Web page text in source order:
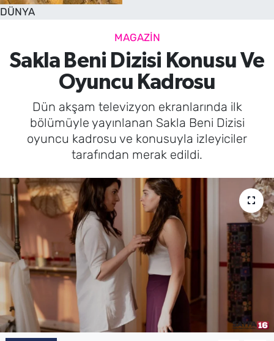
DÜNYA
MAGAZİN
Sakla Beni Dizisi Konusu Ve
Oyuncu Kadrosu
Dün akşam televizyon ekranlarında ilk
bölümüyle yayınlanan Sakla Beni Dizisi
oyuncu kadrosu ve konusuyla izleyiciler
tarafından merak edildi.